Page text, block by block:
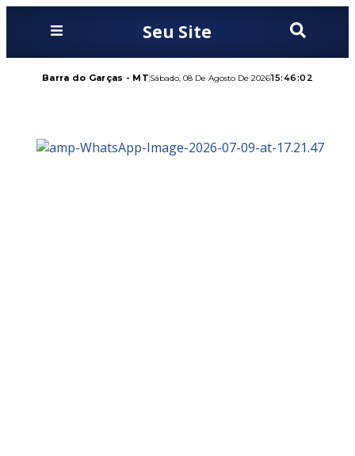
Seu Site
Barra do Garças - MT Sábado, 08 De Agosto De 202615:46:03